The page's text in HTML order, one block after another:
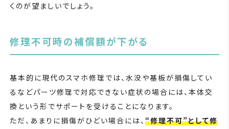
くのが望ましいでしょう。
修理不可時の補償額が下がる
基本的に現代のスマホ修理では、水没や基板が損傷してい
るなどパーツ修理で対応できない症状の場合には、本体交
換という形でサポートを受けることになります。
ただ、あまりに損傷がひどい場合には、 “修理不可”として修